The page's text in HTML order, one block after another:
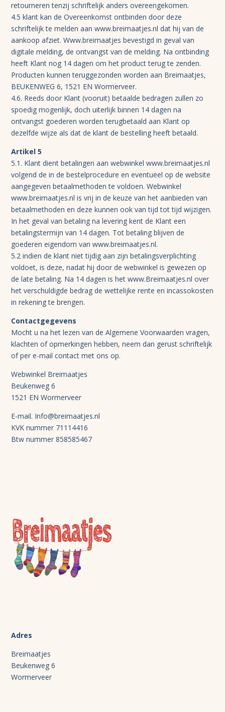
retourneren tenzij schriftelijk anders overeengekomen.
4.5 klant kan de Overeenkomst ontbinden door deze
schriftelijk te melden aan www.breimaatjes.nl dat hij van de
aankoop afziet. Www.breimaatjes bevestigd in geval van
digitale melding, de ontvangst van de melding. Na ontbinding
heeft Klant nog 14 dagen om het product terug te zenden.
Producten kunnen teruggezonden worden aan Breimaatjes,
BEUKENWEG 6, 1521 EN Wormerveer.
4.6. Reeds door Klant (vooruit) betaalde bedragen zullen zo
spoedig mogenlijk, doch uiterlijk binnen 14 dagen na
ontvangst goederen worden terugbetaald aan Klant op
dezelfde wijze als dat de klant de bestelling heeft betaald.
Artikel 5
5.1. Klant dient betalingen aan webwinkel www.breimaatjes.nl
volgend de in de bestelprocedure en eventueel op de website
aangegeven betaalmethoden te voldoen. Webwinkel
www.breimaatjes.nl is vrij in de keuze van het aanbieden van
betaalmethoden en deze kunnen ook van tijd tot tijd wijzigen.
In het geval van betaling na levering kent de Klant een
betalingstermijn van 14 dagen. Tot betaling blijven de
goederen eigendom van www.breimaatjes.nl.
5.2 indien de klant niet tijdig aan zijn betalingsverplichting
voldoet, is deze, nadat hij door de webwinkel is gewezen op
de late betaling. Na 14 dagen is het www.Breimaatjes.nl over
het verschuldigde bedrag de wettelijke rente en incassokosten
in rekening te brengen.
Contactgegevens
Mocht u na het lezen van de Algemene Voorwaarden vragen,
klachten of opmerkingen hebben, neem dan gerust schriftelijk
of per e-mail contact met ons op.
Webwinkel Breimaatjes
Beukenweg 6
1521 EN Wormerveer
E-mail. Info@breimaatjes.nl
KVK nummer 71114416
Btw nummer 858585467
Adres
Breimaatjes
Beukenweg 6
Wormerveer